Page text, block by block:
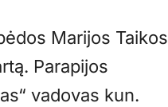
Marijos Taikos
Parapijos
vadovas kun.